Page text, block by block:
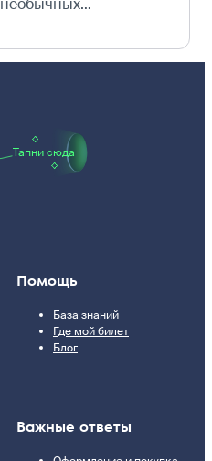
от торгового
огромной вышки с
Тапни сюда
Помощь
База знаний
Где мой билет
Блог
Важные ответы